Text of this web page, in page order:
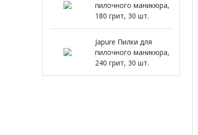
пилочного маникюра,
180 грит, 30 шт.
Japure Пилки для
пилочного маникюра,
240 грит, 30 шт.